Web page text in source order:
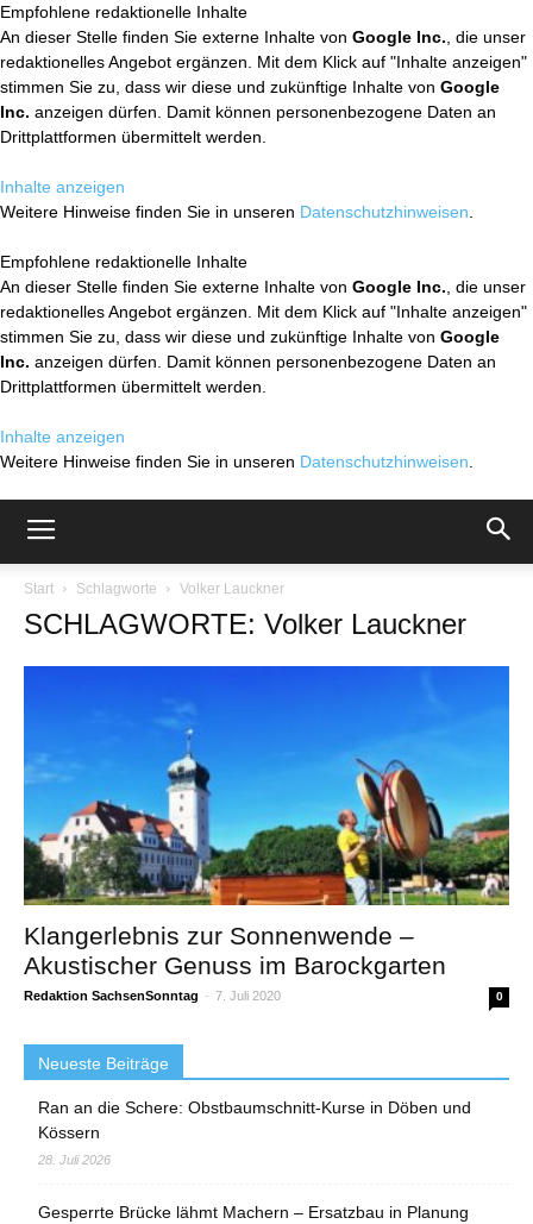
Empfohlene redaktionelle Inhalte
An dieser Stelle finden Sie externe Inhalte von Google Inc. , die unser
redaktionelles Angebot ergänzen. Mit dem Klick auf "Inhalte anzeigen"
stimmen Sie zu, dass wir diese und zukünftige Inhalte von Google
Inc. anzeigen dürfen. Damit können personenbezogene Daten an
Drittplattformen übermittelt werden.
Inhalte anzeigen
Weitere Hinweise finden Sie in unseren Datenschutzhinweisen
Empfohlene redaktionelle Inhalte
An dieser Stelle finden Sie externe Inhalte von Google Inc. , die unser
redaktionelles Angebot ergänzen. Mit dem Klick auf "Inhalte anzeigen"
stimmen Sie zu, dass wir diese und zukünftige Inhalte von Google
Inc. anzeigen dürfen. Damit können personenbezogene Daten an
Drittplattformen übermittelt werden.
Inhalte anzeigen
Weitere Hinweise finden Sie in unseren Datenschutzhinweisen
Start Schlagworte Volker Lauckner
SCHLAGWORTE: Volker Lauckner
Klangerlebnis zur Sonnenwende –
Akustischer Genuss im Barockgarten
Redaktion SachsenSonntag - 7. Juli 2020 0
Neueste Beiträge
Ran an die Schere: Obstbaumschnitt-Kurse in Döben und
Kössern
28. Juli 2026
Gesperrte Brücke lähmt Machern – Ersatzbau in Planung